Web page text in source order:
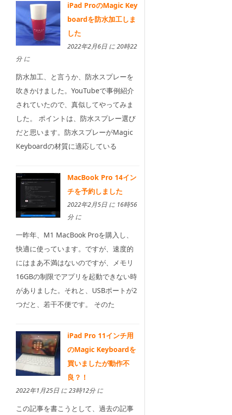
iPad ProのMagic Key
boardを防水加工しま
した
2022年2月6日 に 20時22
分 に
防水加工、と言うか、防水スプレーを
吹きかけました。YouTubeで事例紹介
されていたので、真似してやってみま
した。 ポイントは、防水スプレー選び
だと思います。防水スプレーがMagic
Keyboardの材質に適応している
MacBook Pro 14イン
チを予約しました
2022年2月5日 に 16時56
分 に
一昨年、M1 MacBook Proを購入し、
快適に使っています。ですが、速度的
にはまあ不満はないのですが、メモリ
16GBの制限でアプリを起動できない時
がありました。それと、USBポートが2
つだと、若干不便です。 そのた
iPad Pro 11インチ用
のMagic Keyboardを
買いましたが動作不
良？！
2022年1月25日 に 23時12分 に
この記事を書こうとして、過去の記事